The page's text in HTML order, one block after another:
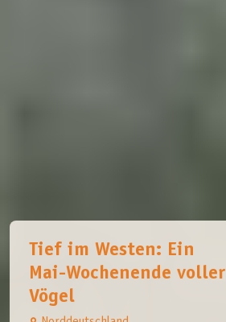
Tief im Westen: Ein
Mai-Wochenende voller
Vögel